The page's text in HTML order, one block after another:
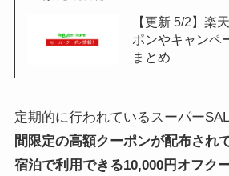
【更新 5/2】楽
ポンやキャンペ
まとめ
定期的に行われているスーパー
間限定の高額クーポンが配布され
宿泊で利用できる10,000円オフク